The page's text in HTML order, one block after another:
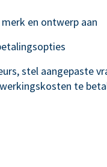
en ontwerp aan
stel aangepaste
te